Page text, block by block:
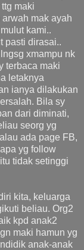
maki
mak ayah
kami..
pasti dirasai..
xmampu nk
terbaca maki
letaknya
ianya dilakukan
Bila sy
dari diminati,
seorg yg
ada page FB,
yg follow
tidak setinggi
kita, keluarga
beliau. Org2
kpd anak2
maki hamun yg
anak-anak